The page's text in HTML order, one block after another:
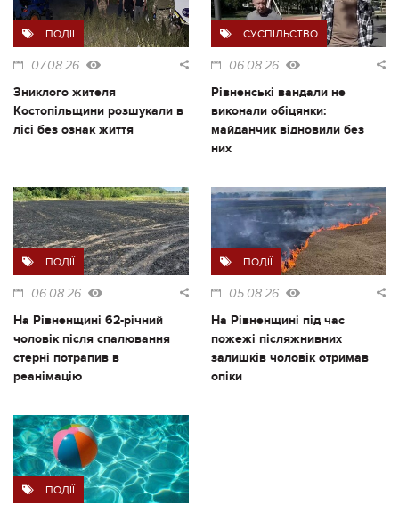
ПОДІЇ
07.08.26
Зниклого жителя
Костопільщини розшукали в
лісі без ознак життя
СУСПІЛЬСТВО
06.08.26
Рівненські вандали не
виконали обіцянки:
майданчик відновили без
них
ПОДІЇ
06.08.26
На Рівненщині 62-річний
чоловік після спалювання
стерні потрапив в
реанімацію
ПОДІЇ
05.08.26
На Рівненщині під час
пожежі післяжнивних
залишків чоловік отримав
опіки
ПОДІЇ